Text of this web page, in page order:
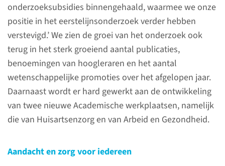
onderzoeksubsidies binnengehaald, waarmee we onze
positie in het eerstelijnsonderzoek verder hebben
verstevigd.’ We zien de groei van het onderzoek ook
terug in het sterk groeiend aantal publicaties,
benoemingen van hoogleraren en het aantal
wetenschappelijke promoties over het afgelopen jaar.
Daarnaast wordt er hard gewerkt aan de ontwikkeling
van twee nieuwe Academische werkplaatsen, namelijk
die van Huisartsenzorg en van Arbeid en Gezondheid.
Aandacht en zorg voor iedereen
Onze visie
onderzoek en patiëntenzorg
lopen wij voorop in het